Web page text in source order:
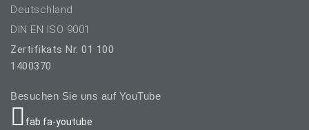
Deutschland
DIN EN ISO 9001
Zertifikats Nr. 01 100
1400370
Besuchen Sie uns auf YouTube
fab fa-youtube